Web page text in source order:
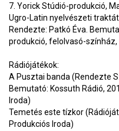
7. Yorick Stúdió-produkció,
Ugro-Latin nyelvészeti
Rendezte: Patkó Éva.
produkció, felolvasó-
Rádiójátékok:
A Pusztai banda (Rendezte
Bemutató: Kossuth Rádió,
Iroda)
Temetés este tízkor
Produkciós Iroda)